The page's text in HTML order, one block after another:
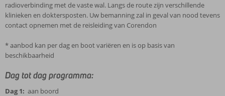
radioverbinding met de vaste wal. Langs de route zijn verschillende
klinieken en doktersposten. Uw bemanning zal in geval van nood tevens
contact opnemen met de reisleiding van Corendon
* aanbod kan per dag en boot variëren en is op basis van
beschikbaarheid
Dag tot dag programma:
Dag 1: aan boord